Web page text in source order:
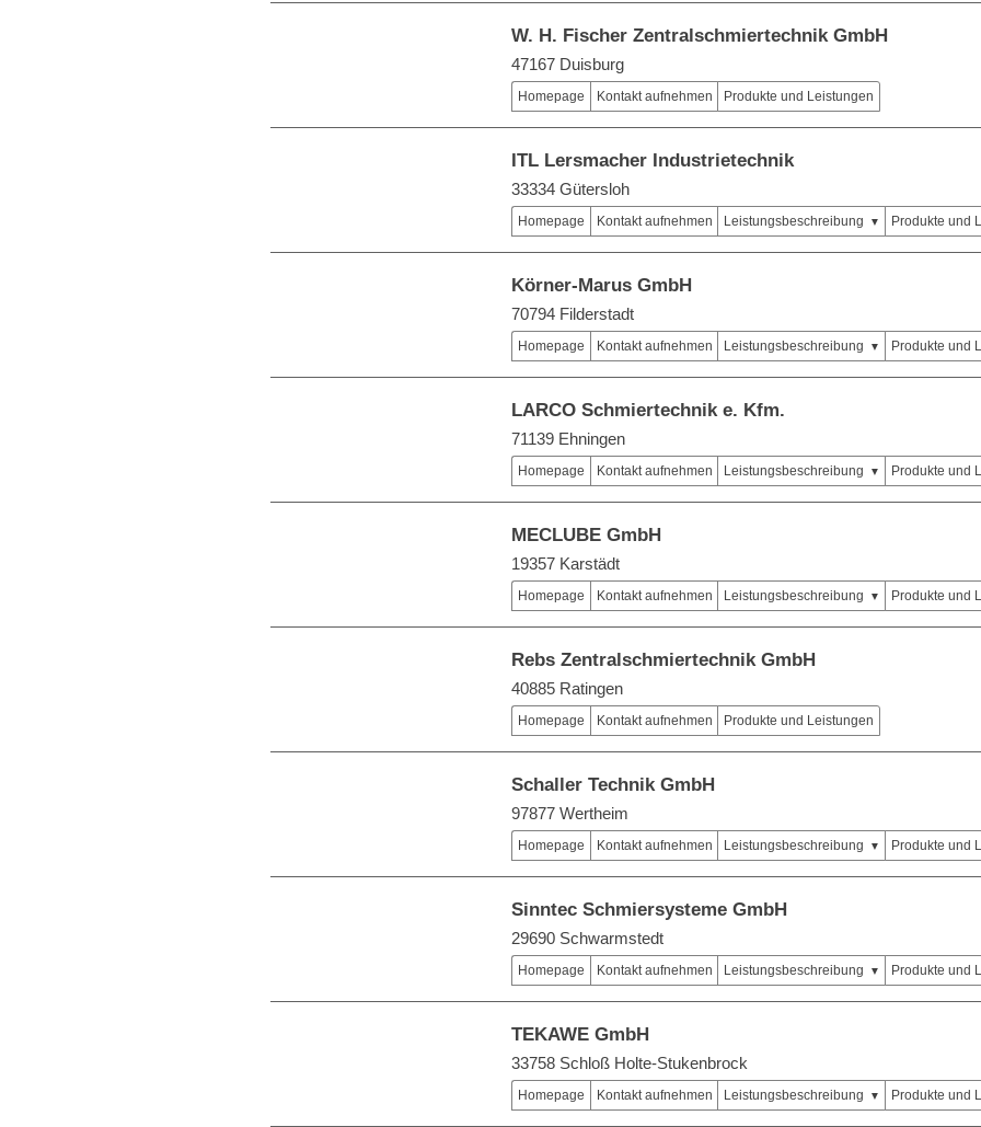
W. H. Fischer Zentralschmiertechnik GmbH
47167 Duisburg
Homepage Kontakt aufnehmen Produkte und Leistungen
ITL Lersmacher Industrietechnik
33334 Gütersloh
Homepage Kontakt aufnehmen Leistungsbeschreibung Produkte und
Körner-Marus GmbH
70794 Filderstadt
Homepage Kontakt aufnehmen Leistungsbeschreibung Produkte und
LARCO Schmiertechnik e. Kfm.
71139 Ehningen
Homepage Kontakt aufnehmen Leistungsbeschreibung Produkte und
MECLUBE GmbH
19357 Karstädt
Homepage Kontakt aufnehmen Leistungsbeschreibung Produkte und
Rebs Zentralschmiertechnik GmbH
40885 Ratingen
Homepage Kontakt aufnehmen Produkte und Leistungen
Schaller Technik GmbH
97877 Wertheim
Homepage Kontakt aufnehmen Leistungsbeschreibung Produkte und
Sinntec Schmiersysteme GmbH
29690 Schwarmstedt
Homepage Kontakt aufnehmen Leistungsbeschreibung Produkte und
TEKAWE GmbH
33758 Schloß Holte-Stukenbrock
Homepage Kontakt aufnehmen Leistungsbeschreibung Produkte und